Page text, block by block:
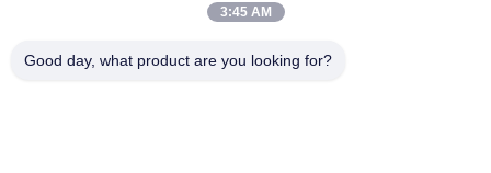
3:45 AM
Good day, what product are you looking for?